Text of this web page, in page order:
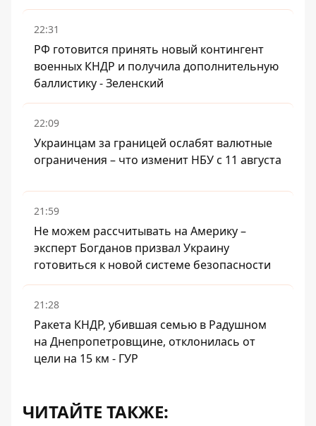
22:31
РФ готовится принять новый контингент
военных КНДР и получила дополнительную
баллистику - Зеленский
22:09
Украинцам за границей ослабят валютные
ограничения – что изменит НБУ с 11 августа
21:59
Не можем рассчитывать на Америку –
эксперт Богданов призвал Украину
готовиться к новой системе безопасности
21:28
Ракета КНДР, убившая семью в Радушном
на Днепропетровщине, отклонилась от
цели на 15 км - ГУР
ЧИТАЙТЕ ТАКЖЕ: